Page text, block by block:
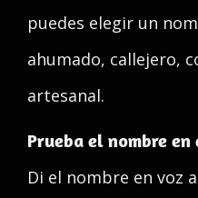
puedes elegir un
ahumado, callejero,
artesanal.
Prueba el nombre
Di el nombre en voz